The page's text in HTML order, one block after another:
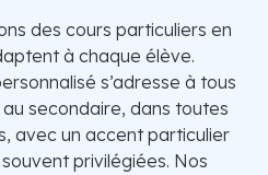
des cours particuliers en
à chaque élève.
s’adresse à tous
secondaire, dans toutes
avec un accent particulier
privilégiées. Nos